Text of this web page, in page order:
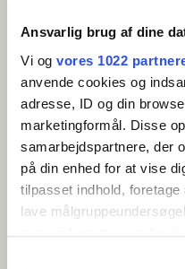
Ansvarlig brug af dine
Vi og vores 1022
anvende cookies og
adresse, ID og din
marketingformål. Disse
samarbejdspartnere, der
på din enhed for at vise
tilpasset indhold,
lave
mere information under
Gratis wifi
Stor och vacker
på 75 m2.
Entré med ingång till
badrum. Stort och
till utgång till
4 personer. Härligt
Visa mer